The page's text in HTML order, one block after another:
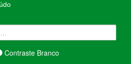
Contraste Branco